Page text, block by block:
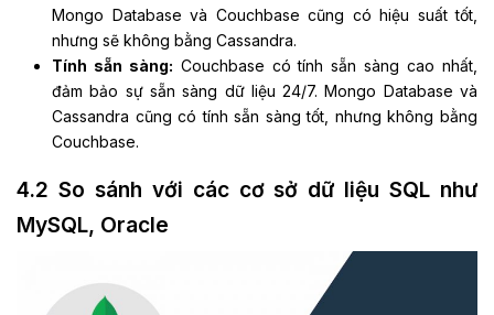
Mongo Database và Couchbase cũng có hiệu suất tốt,
nhưng sẽ không bằng Cassandra.
Tính sẵn sàng: Couchbase có tính sẵn sàng cao nhất,
đảm bảo sự sẵn sàng dữ liệu 24/7. Mongo Database và
Cassandra cũng có tính sẵn sàng tốt, nhưng không bằng
Couchbase.
4.2 So sánh với các cơ sở dữ liệu SQL như
MySQL, Oracle